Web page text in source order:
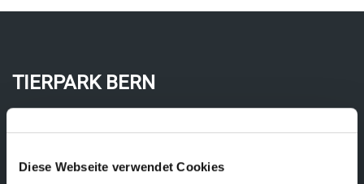
Diese Webseite verwendet Cookies
TIERPARK BERN